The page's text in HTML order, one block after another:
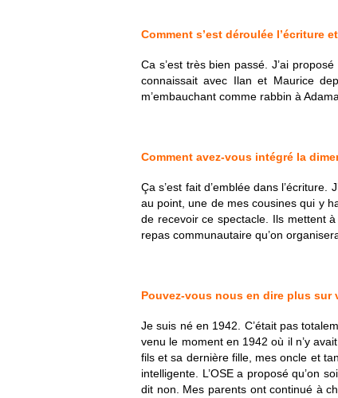
Comment s’est déroulée l’écriture
Ca s’est très bien passé. J’ai
connaissait avec Ilan et Maurice
m’embauchant comme rabbin à
Comment avez-vous intégré la
Ça s’est fait d’emblée dans
au point, une de mes cousines qui y
de recevoir ce spectacle. Ils mettent
repas communautaire qu’on
Pouvez-vous nous en dire plus sur
Je suis né en 1942. C’était pas
venu le moment en 1942 où il n’y
fils et sa dernière fille, mes oncle et
intelligente. L’OSE a proposé qu’on
dit non. Mes parents ont continué à